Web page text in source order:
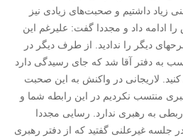
زیاد داشتیم و صحبت‌های زیادی نیز
داد و مجددا گفت: علیرغم این
دیگر را ندادید. از طرف دیگر در
به دفتر آقا شد که جای رسیدگی دارد
لاریجانی در واکنش به این صحبت
منتسب نکردیم در این رابطه شما و
به رهبری ندارد. رسایی مجددا
جلسه غیرعلنی گفتید که از دفتر رهبری